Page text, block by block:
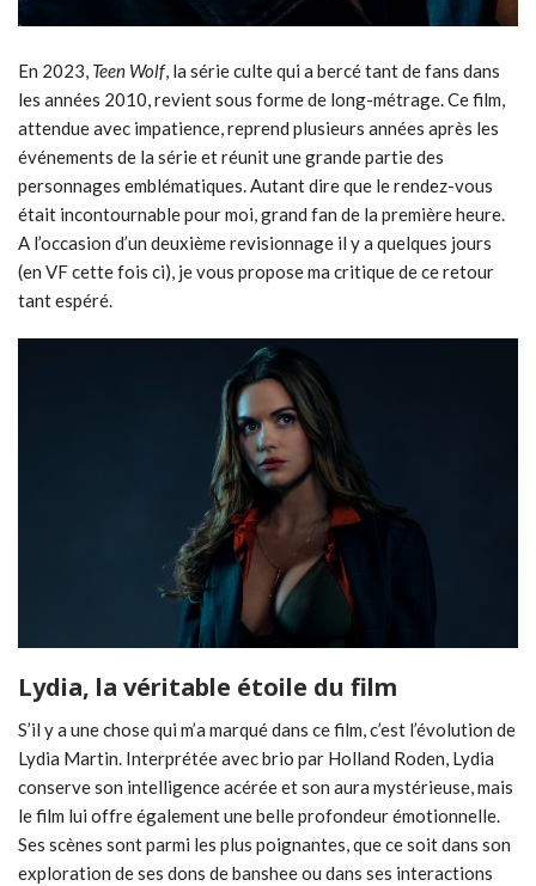
En 2023, Teen Wolf, la série culte qui a bercé tant de fans dans
les années 2010, revient sous forme de long-métrage. Ce film,
attendue avec impatience, reprend plusieurs années après les
événements de la série et réunit une grande partie des
personnages emblématiques. Autant dire que le rendez-vous
était incontournable pour moi, grand fan de la première heure.
A l’occasion d’un deuxième revisionnage il y a quelques jours
(en VF cette fois ci), je vous propose ma critique de ce retour
tant espéré.
Lydia, la véritable étoile du film
S’il y a une chose qui m’a marqué dans ce film, c’est l’évolution de
Lydia Martin. Interprétée avec brio par Holland Roden, Lydia
conserve son intelligence acérée et son aura mystérieuse, mais
le film lui offre également une belle profondeur émotionnelle.
Ses scènes sont parmi les plus poignantes, que ce soit dans son
exploration de ses dons de banshee ou dans ses interactions